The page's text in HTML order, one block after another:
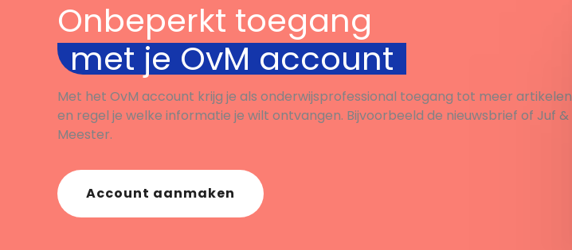
Onbeperkt toegang
met je OvM account
Met het OvM account krijg je als onderwijsprofessional toegang tot meer artikelen
en regel je welke informatie je wilt ontvangen. Bijvoorbeeld de nieuwsbrief of Juf &
Meester.
Account aanmaken